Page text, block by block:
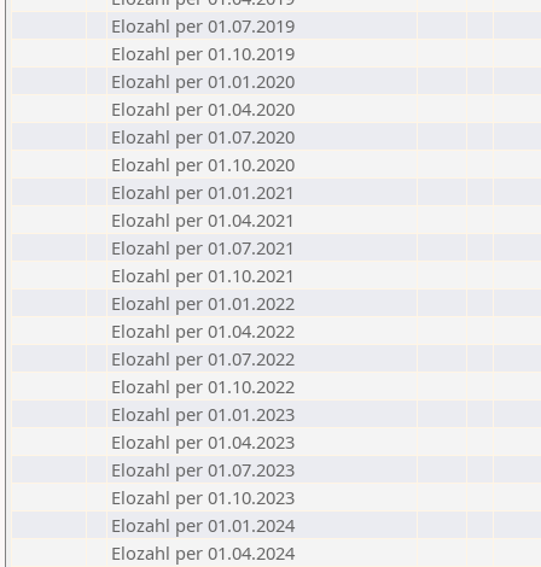
Elozahl per 01.07.2019
Elozahl per 01.10.2019
Elozahl per 01.01.2020
Elozahl per 01.04.2020
Elozahl per 01.07.2020
Elozahl per 01.10.2020
Elozahl per 01.01.2021
Elozahl per 01.04.2021
Elozahl per 01.07.2021
Elozahl per 01.10.2021
Elozahl per 01.01.2022
Elozahl per 01.04.2022
Elozahl per 01.07.2022
Elozahl per 01.10.2022
Elozahl per 01.01.2023
Elozahl per 01.04.2023
Elozahl per 01.07.2023
Elozahl per 01.10.2023
Elozahl per 01.01.2024
Elozahl per 01.04.2024